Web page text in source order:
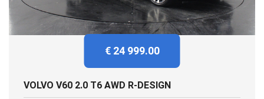
€ 24 999.00
VOLVO V60 2.0 T6 AWD R-DESIGN